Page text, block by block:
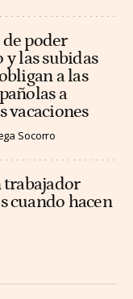
poder
las subidas
a las
a
vacaciones
Socorro
trabajador
cuando hacen